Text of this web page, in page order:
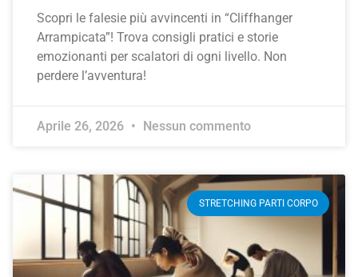
Scopri le falesie più avvincenti in “Cliffhanger
Arrampicata”! Trova consigli pratici e storie
emozionanti per scalatori di ogni livello. Non
perdere l’avventura!
Aprile 26, 2026 Nessun commento
STRETCHING PARTI CORPO